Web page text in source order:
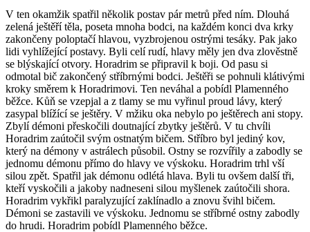
V ten okamžik spatřil několik postav pár metrů před ním. Dlouhá
zelená ještěří těla, poseta mnoha bodci, na každém konci dva krky
zakončeny poloptačí hlavou, vyzbrojenou ostrými tesáky. Pak jako
lidi vyhlížející postavy. Byli celí rudí, hlavy měly jen dva zlověstně
se blýskající otvory. Horadrim se připravil k boji. Od pasu si
odmotal bič zakončený stříbrnými bodci. Ještěři se pohnuli klátivými
kroky směrem k Horadrimovi. Ten neváhal a pobídl Plamenného
běžce. Kůň se vzepjal a z tlamy se mu vyřinul proud lávy, který
zasypal blížící se ještěry. V mžiku oka nebylo po ještěrech ani stopy.
Zbylí démoni přeskočili doutnající zbytky ještěrů. V tu chvíli
Horadrim zaútočil svým ostnatým bičem. Stříbro byl jediný kov,
který na démony v astrálech působil. Ostny se rozvířily a zabodly se
jednomu démonu přímo do hlavy ve výskoku. Horadrim trhl vší
silou zpět. Spatřil jak démonu odlétá hlava. Byli tu ovšem další tři,
kteří vyskočili a jakoby nadneseni silou myšlenek zaútočili shora.
Horadrim vykřikl paralyzující zaklínadlo a znovu švihl bičem.
Démoni se zastavili ve výskoku. Jednomu se stříbrné ostny zabodly
do hrudi. Horadrim pobídl Plamenného běžce.